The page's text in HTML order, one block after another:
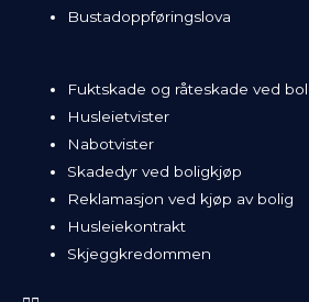
Bustadoppføringslova
Fuktskade og råteskade ved
Husleietvister
Nabotvister
Skadedyr ved boligkjøp
Reklamasjon ved kjøp av bolig
Husleiekontrakt
Skjeggkredommen